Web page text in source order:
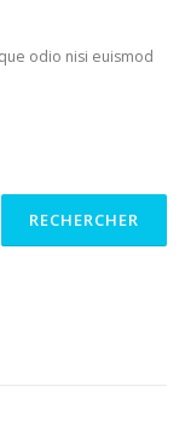
odio nisi euismod